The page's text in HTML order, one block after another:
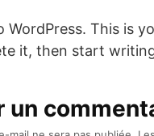
WordPress. This is
it, then start
un